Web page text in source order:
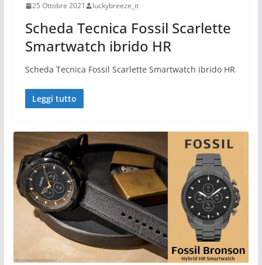
25 Ottobre 2021 luckybreeze_it
Scheda Tecnica Fossil Scarlette
Smartwatch ibrido HR
Scheda Tecnica Fossil Scarlette Smartwatch ibrido HR
Leggi tutto